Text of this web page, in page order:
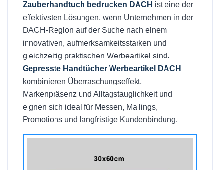
Zauberhandtuch bedrucken DACH ist eine der
effektivsten Lösungen, wenn Unternehmen in der
DACH-Region auf der Suche nach einem
innovativen, aufmerksamkeitsstarken und
gleichzeitig praktischen Werbeartikel sind.
Gepresste Handtücher Werbeartikel DACH
kombinieren Überraschungseffekt,
Markenpräsenz und Alltagstauglichkeit und
eignen sich ideal für Messen, Mailings,
Promotions und langfristige Kundenbindung.